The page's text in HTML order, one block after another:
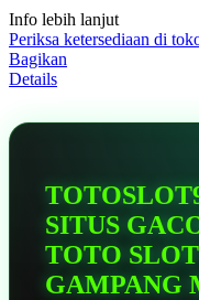
rating
rata-
rata.
Read
13
Tautan
Info lebih lanjut
Periksa ketersediaan di
Bagikan
Details
SITUS
TOTO
GAMPANG